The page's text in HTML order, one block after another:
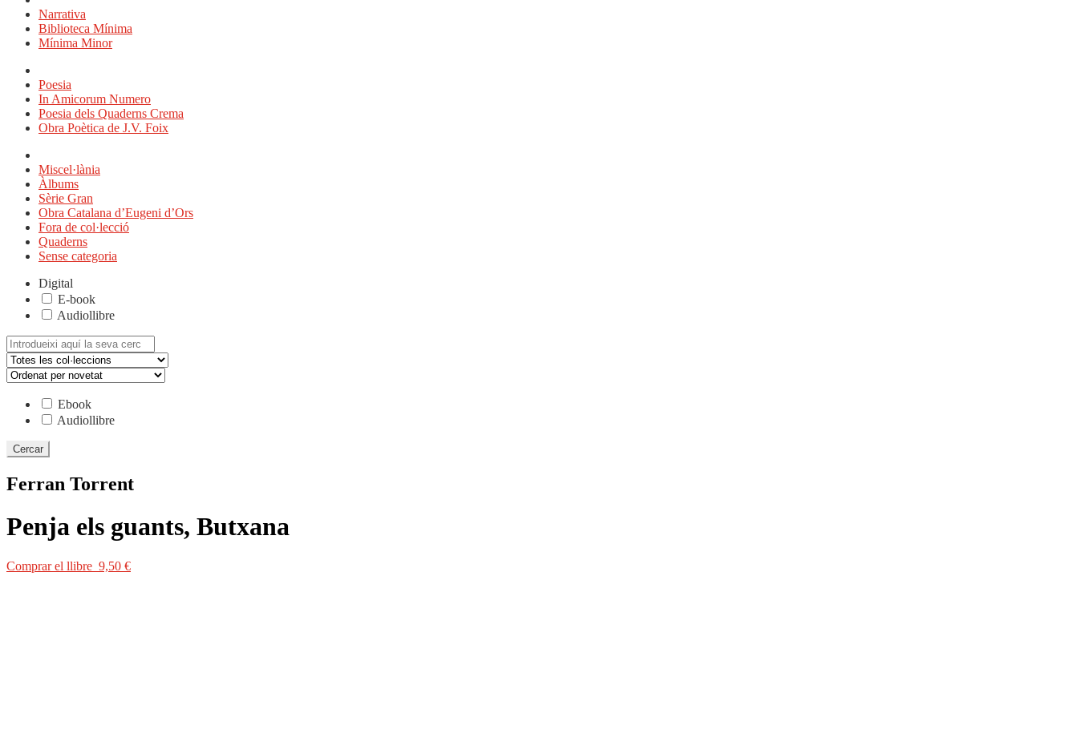
Narrativa
Biblioteca Mínima
Mínima Minor
Poesia
In Amicorum Numero
Poesia dels Quaderns Crema
Obra Poètica de J.V. Foix
Miscel·lània
Àlbums
Sèrie Gran
Obra Catalana d’Eugeni d’Ors
Fora de col·lecció
Quaderns
Sense categoria
Digital
E-book
Audiollibre
Cerca:
Ebook
Audiollibre
Ferran Torrent
Penja els guants, Butxana
Comprar el llibre 9,50 €